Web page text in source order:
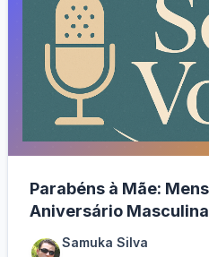
Parabéns à Mãe:
Aniversário
Samuka Silva